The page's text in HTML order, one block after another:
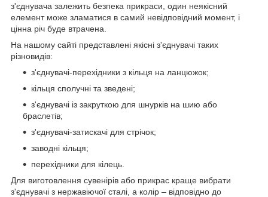
з'єднувача залежить безпека прикраси, один неякісний
елемент може зламатися в самий невідповідний момент, і
цінна річ буде втрачена.
На нашому сайті представлені якісні з'єднувачі таких
різновидів:
з'єднувачі-перехідники з кільця на ланцюжок;
кільця сполучні та зведені;
з'єднувачі із закруткою для шнурків на шию або
браслетів;
з'єднувачі-затискачі для стрічок;
заводні кільця;
перехідники для кілець.
Для виготовлення сувенірів або прикрас краще вибрати
з'єднувачі з нержавіючої сталі, а колір – відповідно до